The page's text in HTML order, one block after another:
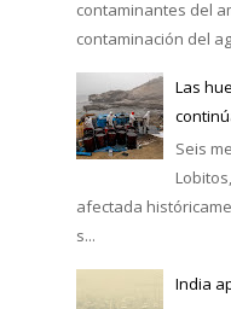
contaminantes del
contaminación del
Las
Seis
afectada
s...
India